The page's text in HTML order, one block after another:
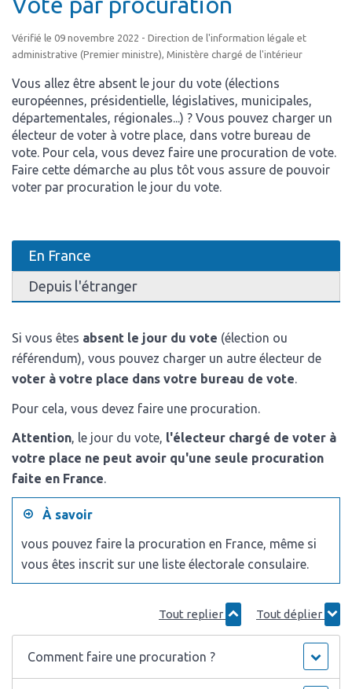
Vérifié le 09 novembre 2022 - Direction de l'information légale et
administrative (Premier ministre), Ministère chargé de l'intérieur
Vous allez être absent le jour du vote (élections
européennes, présidentielle, législatives, municipales,
départementales, régionales...) ? Vous pouvez charger un
électeur de voter à votre place, dans votre bureau de
vote. Pour cela, vous devez faire une procuration de vote.
Faire cette démarche au plus tôt vous assure de pouvoir
voter par procuration le jour du vote.
En France
Depuis l'étranger
Si vous êtes absent le jour du vote (élection ou
référendum), vous pouvez charger un autre électeur de
voter à votre place dans votre bureau de vote.
Pour cela, vous devez faire une procuration.
Attention, le jour du vote, l'électeur chargé de voter à
votre place ne peut avoir qu'une seule procuration
faite en France.
À savoir
vous pouvez faire la procuration en France, même si
vous êtes inscrit sur une liste électorale consulaire.
Tout replier Tout déplier
Comment faire une procuration ?